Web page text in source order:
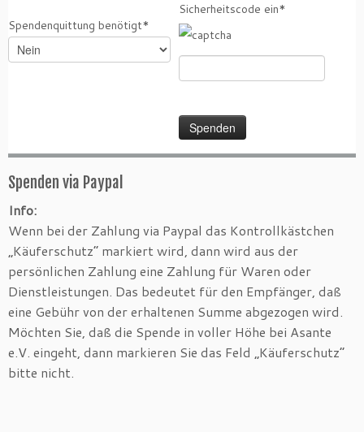
Spendenquittung benötigt*
Sicherheitscode ein*
Spenden via Paypal
Info:
Wenn bei der Zahlung via Paypal das Kontrollkästchen
„Käuferschutz“ markiert wird, dann wird aus der
persönlichen Zahlung eine Zahlung für Waren oder
Dienstleistungen. Das bedeutet für den Empfänger, daß
eine Gebühr von der erhaltenen Summe abgezogen wird.
Möchten Sie, daß die Spende in voller Höhe bei Asante
e.V. eingeht, dann markieren Sie das Feld „Käuferschutz“
bitte nicht.